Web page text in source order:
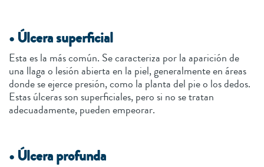
• Úlcera superficial
Esta es la más común. Se caracteriza por la aparición de
una llaga o lesión abierta en la piel, generalmente en áreas
donde se ejerce presión, como la planta del pie o los dedos.
Estas úlceras son superficiales, pero si no se tratan
adecuadamente, pueden empeorar.
• Úlcera profunda